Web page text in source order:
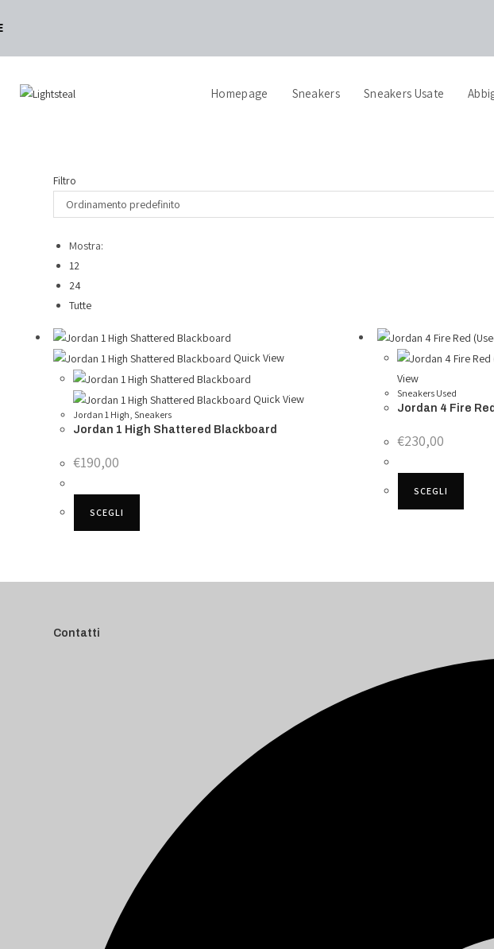
24/48h SULLE SNKRS ┃ AUTENTICITÀ GARANTITA SUI PRODOTTI ┃
Homepage Sneakers Sneakers Usate
Filtro
Ordinamento predefinito
Mostra:
12
24
Tutte
Quick View
Quick View
Jordan 1 High, Sneakers
Jordan 1 High Shattered Blackboard
€190,00
SCEGLI
View
Sneakers Used
Jordan 4 Fire
€230,00
SCEGLI
Contatti